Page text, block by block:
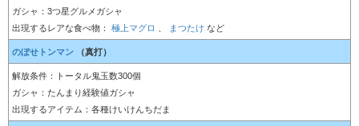
ガシャ：3つ星グルメガシャ
出現するレアな食べ物：
極上マグロ まつたけ など
のぼせトンマン （真打）
解放条件：トータル鬼玉数300個
ガシャ：たんまり経験値ガシャ
出現するアイテム：各種けいけんちだま